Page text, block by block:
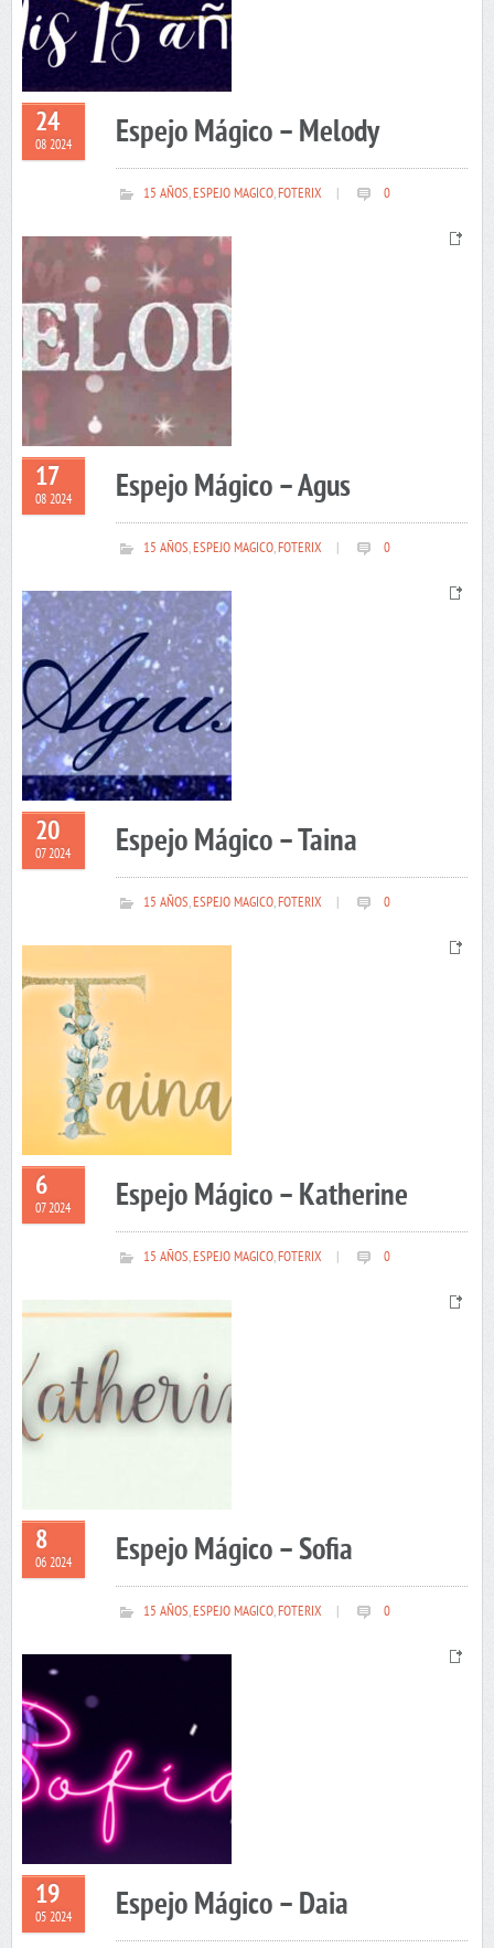
24
08 2024 Espejo Mágico – Melody
15 AÑOS,ESPEJO MAGICO,FOTERIX 0
17
08 2024 Espejo Mágico – Agus
15 AÑOS,ESPEJO MAGICO,FOTERIX 0
20
07 2024 Espejo Mágico – Taina
15 AÑOS,ESPEJO MAGICO,FOTERIX 0
6
07 2024 Espejo Mágico – Katherine
15 AÑOS,ESPEJO MAGICO,FOTERIX 0
8
06 2024 Espejo Mágico – Sofia
15 AÑOS,ESPEJO MAGICO,FOTERIX 0
19
05 2024 Espejo Mágico – Daia